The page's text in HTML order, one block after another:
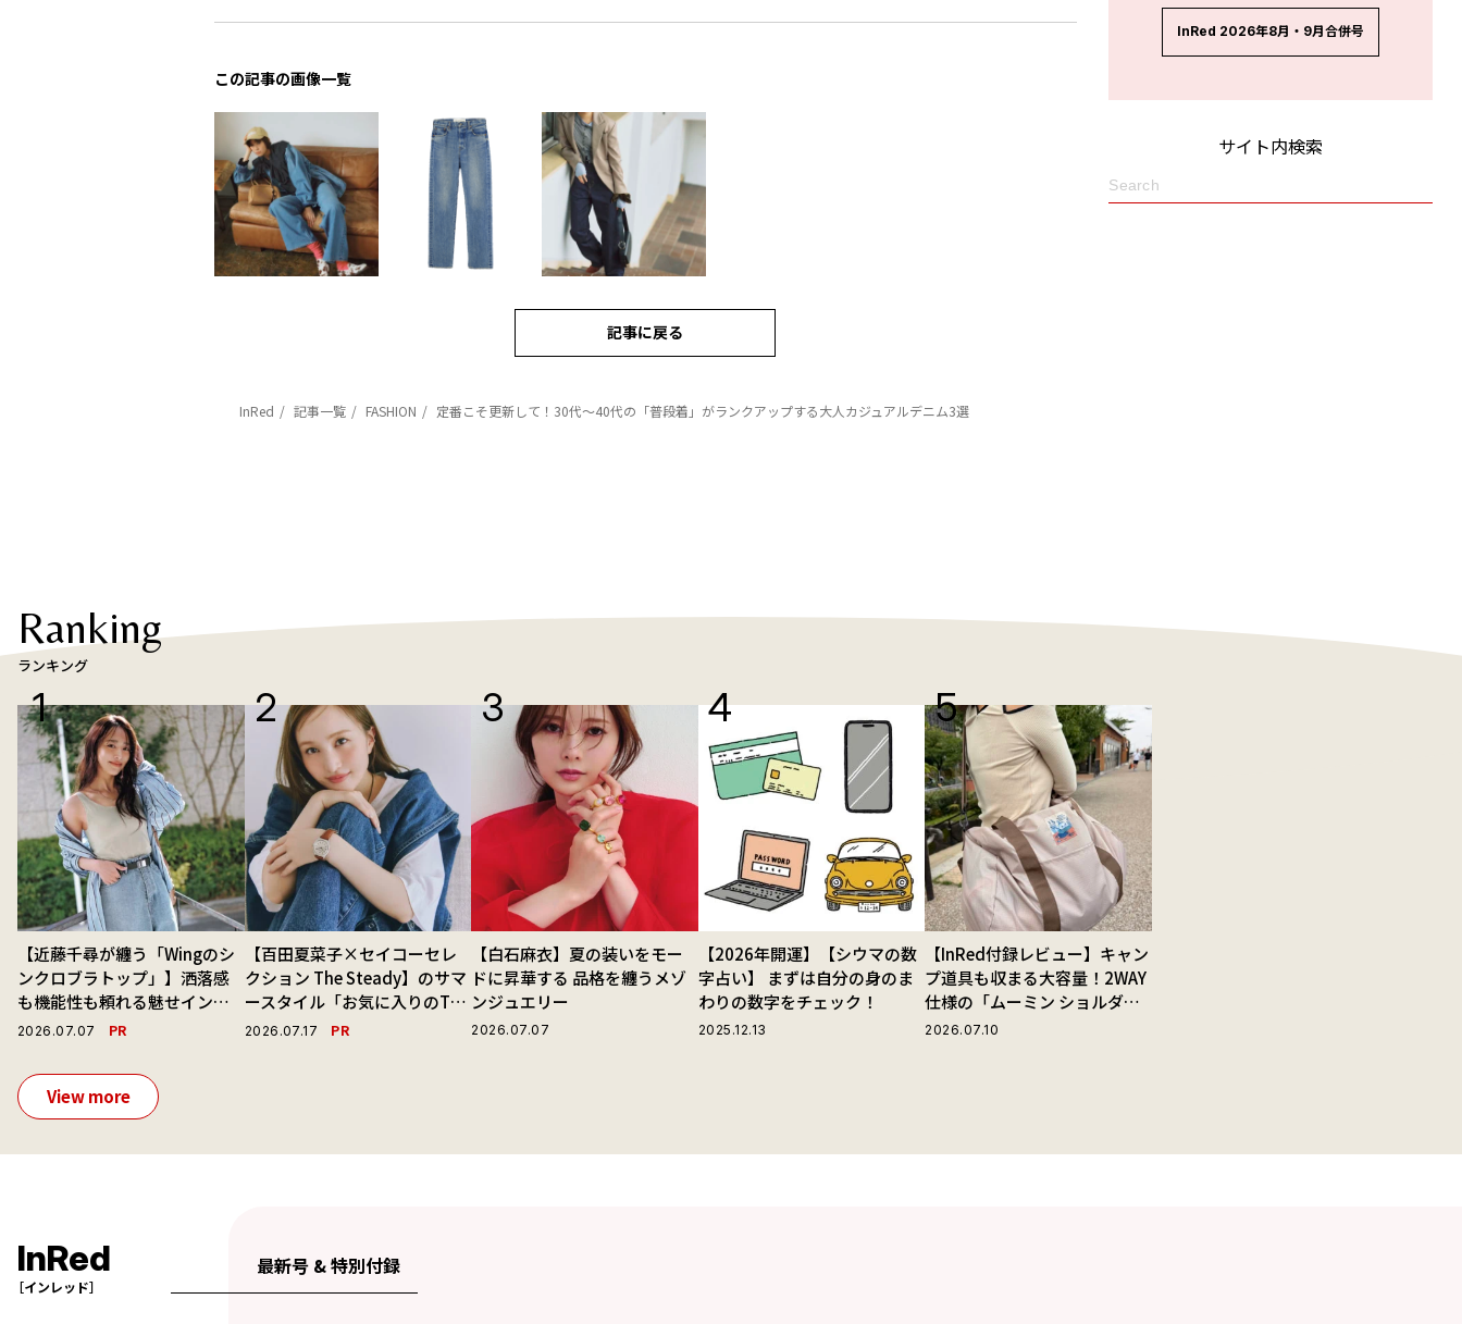
この記事の画像一覧
記事に戻る
InRed 記事一覧 FASHION 定番こそ更新して！30代～40代の「普段着」がランクアップする大人カジュアルデニム3選
InRed 2026年8月・9月合併号
サイト内検索
Ranking
ランキング
【近藤千尋が纏う「Wingのシ
ンクロブラトップ」】洒落感
も機能性も頼れる魅せインナ
ーで毎日を心地よくアプデ！
2026.07.07 PR
【百田夏菜子×セイコーセレ
クション The Steady】のサマ
ースタイル「お気に入りのTシ
ャツと最高の時計と。」
2026.07.17 PR
【白石麻衣】夏の装いをモー
ドに昇華する 品格を纏うメゾ
ンジュエリー
2026.07.07
【2026年開運】【シウマの数
字占い】 まずは自分の身のま
わりの数字をチェック！
2025.12.13
【InRed付録レビュー】キャン
プ道具も収まる大容量！2WAY
仕様の「ムーミン ショルダー
ストラップ付きボストンバッ
2026.07.10
View more
InRed
［インレッド］
最新号 & 特別付録